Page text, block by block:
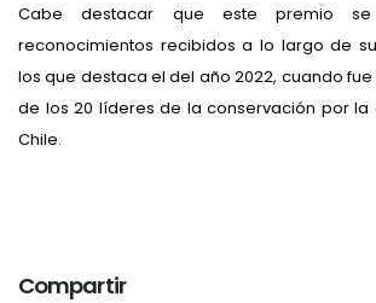
Cabe destacar que este premio
reconocimientos recibidos a lo largo de
los que destaca el del año 2022, cuando
de los 20 líderes de la conservación por la
Chile.
Compartir